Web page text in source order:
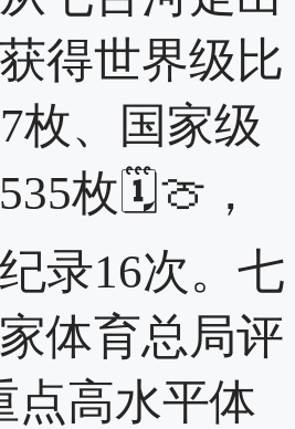
得世界级比
枚、国家级
枚🗓🍈，
录16次。七
体育总局评
点高水平体